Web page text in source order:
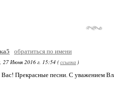
обратиться по имени
27 Июня 2016 г. 15:54 (ссылка )
Вас! Прекрасные песни. С уважением